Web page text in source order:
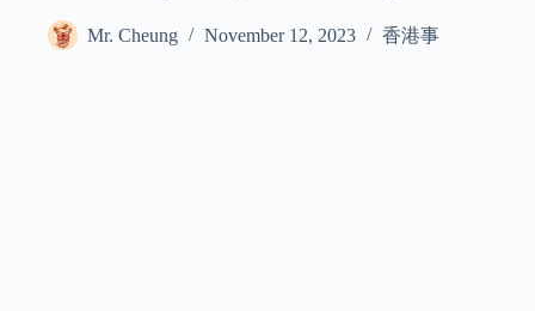
Mr. Cheung November 12, 2023 香港事